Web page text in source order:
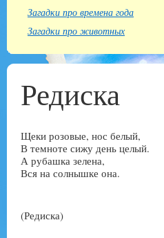
Загадки про времена года
Загадки про животных
Редиска
Щеки розовые, нос белый,
В темноте сижу день целый.
А рубашка зелена,
Вся на солнышке она.
(Редиска)